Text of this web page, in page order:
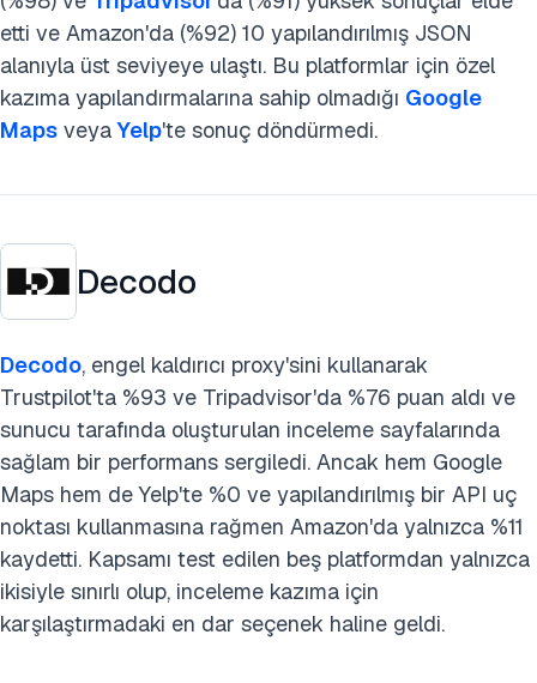
etti ve Amazon'da (%92) 10 yapılandırılmış JSON
alanıyla üst seviyeye ulaştı. Bu platformlar için özel
kazıma yapılandırmalarına sahip olmadığı Google
Maps veyaYelp'te sonuç döndürmedi.
Decodo
Decodo, engel kaldırıcı proxy'sini kullanarak
Trustpilot'ta %93 ve Tripadvisor'da %76 puan aldı ve
sunucu tarafında oluşturulan inceleme sayfalarında
sağlam bir performans sergiledi. Ancak hem Google
Maps hem de Yelp'te %0 ve yapılandırılmış bir API uç
noktası kullanmasına rağmen Amazon'da yalnızca %11
kaydetti. Kapsamı test edilen beş platformdan yalnızca
ikisiyle sınırlı olup, inceleme kazıma için
karşılaştırmadaki en dar seçenek haline geldi.